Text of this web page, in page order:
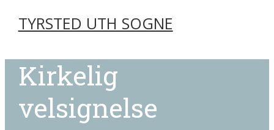
TYRSTED UTH SOGNE
Kirkelig
velsignelse